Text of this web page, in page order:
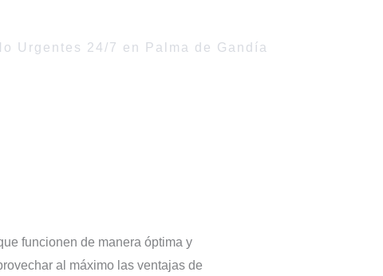
Urgentes 24/7 en Palma de Gandía
funcionen de manera óptima y
al máximo las ventajas de